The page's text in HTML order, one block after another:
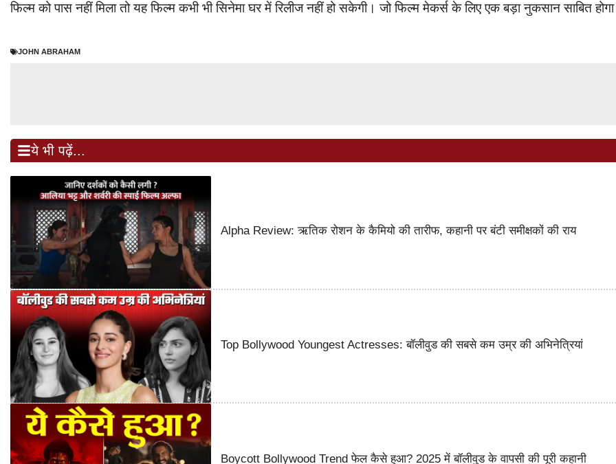
फिल्म को पास नहीं मिला तो यह फिल्म कभी भी सिनेमा घर में रिलीज नहीं हो सकेगी। जो फिल्म मेकर्स के लिए एक बड़ा नुकसान साबित
JOHN ABRAHAM
ये भी पढ़ें...
Alpha Review: ऋतिक रोशन के कैमियो की तारीफ, कहानी पर बंटी समीक्षकों की राय
Top Bollywood Youngest Actresses: बॉलीवुड की सबसे कम उम्र की अभिनेत्रियां
Boycott Bollywood Trend फेल कैसे हुआ? 2025 में बॉलीवुड के वापसी की पूरी कहानी